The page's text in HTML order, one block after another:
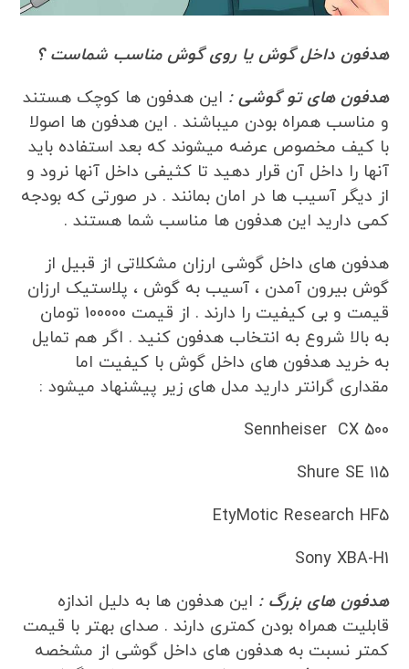
هدفون داخل گوش یا روی گوش مناسب شماست ؟
هدفون های تو گوشی : این هدفون ها کوچک هستند
و مناسب همراه بودن میباشند . این هدفون ها اصولا
با کیف مخصوص عرضه میشوند که بعد استفاده باید
آنها را داخل آن قرار دهید تا کثیفی داخل آنها نرود و
از دیگر آسیب ها در امان بمانند . در صورتی که بودجه
کمی دارید این هدفون ها مناسب شما هستند .
هدفون های داخل گوشی ارزان مشکلاتی از قبیل از
گوش بیرون آمدن ، آسیب به گوش ، پلاستیک ارزان
قیمت و بی کیفیت را دارند . از قیمت 100000 تومان
به بالا شروع به انتخاب هدفون کنید . اگر هم تمایل
به خرید هدفون های داخل گوش با کیفیت اما
مقداری گرانتر دارید مدل های زیر پیشنهاد میشود :
Sennheiser CX 500
Shure SE 115
EtyMotic Research HF5
Sony XBA-H1
هدفون های بزرگ : این هدفون ها به دلیل اندازه
قابلیت همراه بودن کمتری دارند . صدای بهتر با قیمت
کمتر نسبت به هدفون های داخل گوشی از مشخصه